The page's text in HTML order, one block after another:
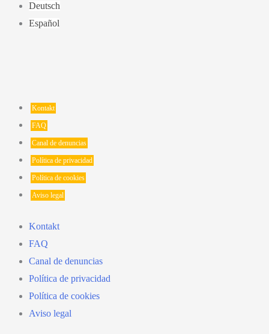
Deutsch
Español
Kontakt
FAQ
Canal de denuncias
Política de privacidad
Política de cookies
Aviso legal
Kontakt
FAQ
Canal de denuncias
Política de privacidad
Política de cookies
Aviso legal